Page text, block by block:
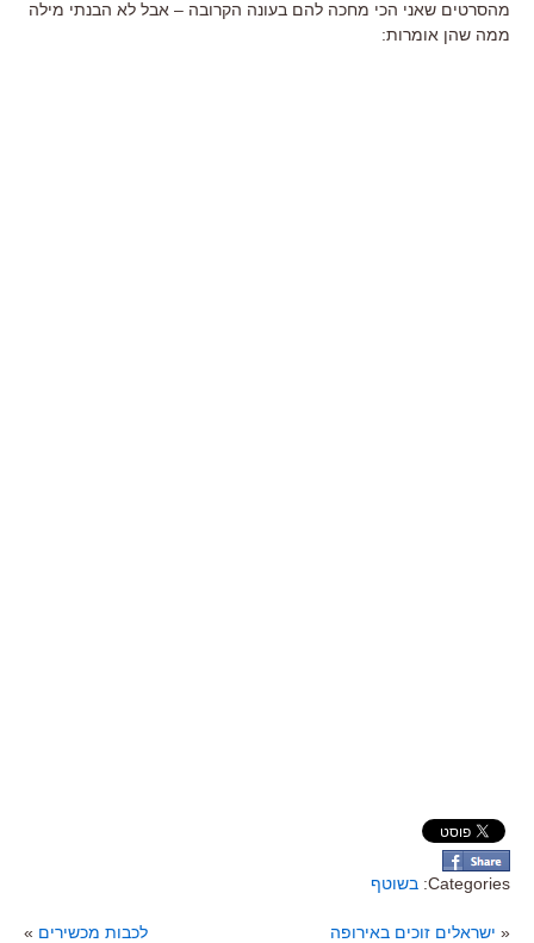
מהסרטים שאני הכי מחכה להם בעונה הקרובה – אבל לא הבנתי מילה
ממה שהן אומרות:
Categories: בשוטף
« ישראלים זוכים באירופה לכבות מכשירים »